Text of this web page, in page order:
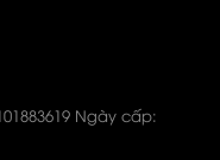
Ngày cấp: